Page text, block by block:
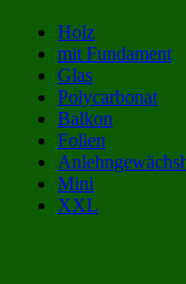
Holz
mit Fundament
Glas
Polycarbonat
Balkon
Folien
Mini
XXL